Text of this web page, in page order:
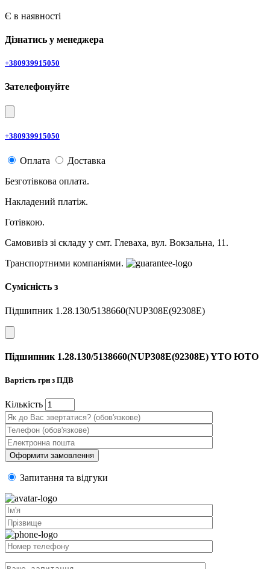
Є в наявності
Дізнатись у менеджера
+380939915050
Зателефонуйте
+380939915050
Оплата
Доставка
Безготівкова оплата.
Накладений платіж.
Готівкою.
Самовивіз зі складу у смт. Глеваха, вул. Вокзальна, 11.
Транспортними компаніями.
Сумісність з
Підшипник 1.28.130/5138660(NUP308E(92308E)
Підшипник 1.28.130/5138660(NUP308E(92308E) YTO ЮТО
Вартість грн з ПДВ
Кiлькiсть
Запитання та вiдгуки